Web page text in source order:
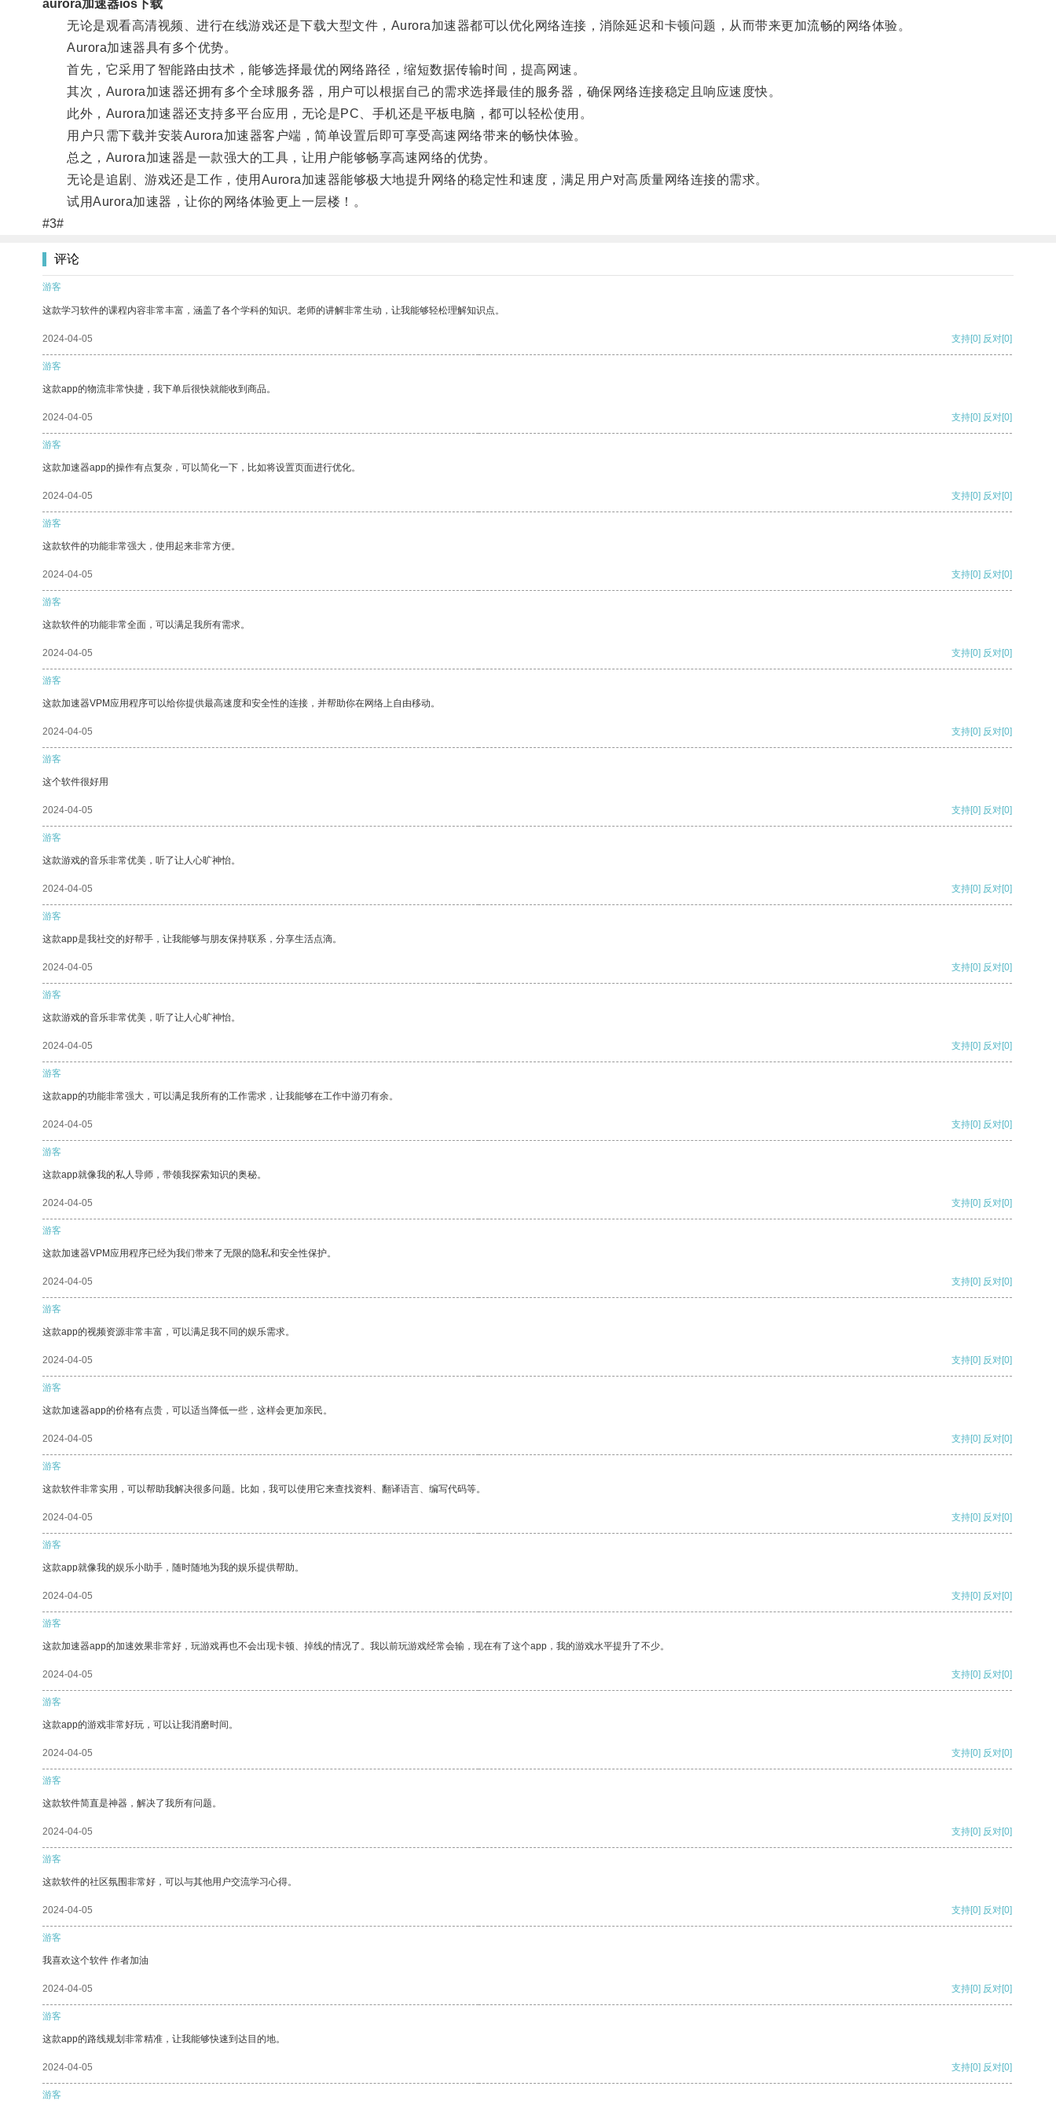
aurora加速器ios下载
无论是观看高清视频、进行在线游戏还是下载大型文件，Aurora加速器都可以优化网络连接，消除延迟和卡顿问题，从而带来更加流畅的网络体验。
Aurora加速器具有多个优势。
首先，它采用了智能路由技术，能够选择最优的网络路径，缩短数据传输时间，提高网速。
其次，Aurora加速器还拥有多个全球服务器，用户可以根据自己的需求选择最佳的服务器，确保网络连接稳定且响应速度快。
此外，Aurora加速器还支持多平台应用，无论是PC、手机还是平板电脑，都可以轻松使用。
用户只需下载并安装Aurora加速器客户端，简单设置后即可享受高速网络带来的畅快体验。
总之，Aurora加速器是一款强大的工具，让用户能够畅享高速网络的优势。
无论是追剧、游戏还是工作，使用Aurora加速器能够极大地提升网络的稳定性和速度，满足用户对高质量网络连接的需求。
试用Aurora加速器，让你的网络体验更上一层楼！。
#3#
评论
游客
这款学习软件的课程内容非常丰富，涵盖了各个学科的知识。老师的讲解非常生动，让我能够轻松理解知识点。
2024-04-05 支持[0] 反对[0]
游客
这款app的物流非常快捷，我下单后很快就能收到商品。
2024-04-05 支持[0] 反对[0]
游客
这款加速器app的操作有点复杂，可以简化一下，比如将设置页面进行优化。
2024-04-05 支持[0] 反对[0]
游客
这款软件的功能非常强大，使用起来非常方便。
2024-04-05 支持[0] 反对[0]
游客
这款软件的功能非常全面，可以满足我所有需求。
2024-04-05 支持[0] 反对[0]
游客
这款加速器VPM应用程序可以给你提供最高速度和安全性的连接，并帮助你在网络上自由移动。
2024-04-05 支持[0] 反对[0]
游客
这个软件很好用
2024-04-05 支持[0] 反对[0]
游客
这款游戏的音乐非常优美，听了让人心旷神怡。
2024-04-05 支持[0] 反对[0]
游客
这款app是我社交的好帮手，让我能够与朋友保持联系，分享生活点滴。
2024-04-05 支持[0] 反对[0]
游客
这款游戏的音乐非常优美，听了让人心旷神怡。
2024-04-05 支持[0] 反对[0]
游客
这款app的功能非常强大，可以满足我所有的工作需求，让我能够在工作中游刃有余。
2024-04-05 支持[0] 反对[0]
游客
这款app就像我的私人导师，带领我探索知识的奥秘。
2024-04-05 支持[0] 反对[0]
游客
这款加速器VPM应用程序已经为我们带来了无限的隐私和安全性保护。
2024-04-05 支持[0] 反对[0]
游客
这款app的视频资源非常丰富，可以满足我不同的娱乐需求。
2024-04-05 支持[0] 反对[0]
游客
这款加速器app的价格有点贵，可以适当降低一些，这样会更加亲民。
2024-04-05 支持[0] 反对[0]
游客
这款软件非常实用，可以帮助我解决很多问题。比如，我可以使用它来查找资料、翻译语言、编写代码等。
2024-04-05 支持[0] 反对[0]
游客
这款app就像我的娱乐小助手，随时随地为我的娱乐提供帮助。
2024-04-05 支持[0] 反对[0]
游客
这款加速器app的加速效果非常好，玩游戏再也不会出现卡顿、掉线的情况了。我以前玩游戏经常会输，现在有了这个app，我的游戏水平提升了不少。
2024-04-05 支持[0] 反对[0]
游客
这款app的游戏非常好玩，可以让我消磨时间。
2024-04-05 支持[0] 反对[0]
游客
这款软件简直是神器，解决了我所有问题。
2024-04-05 支持[0] 反对[0]
游客
这款软件的社区氛围非常好，可以与其他用户交流学习心得。
2024-04-05 支持[0] 反对[0]
游客
我喜欢这个软件 作者加油
2024-04-05 支持[0] 反对[0]
游客
这款app的路线规划非常精准，让我能够快速到达目的地。
2024-04-05 支持[0] 反对[0]
游客